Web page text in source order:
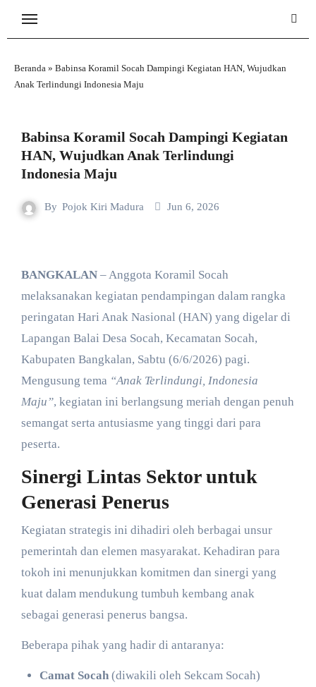
Beranda» Babinsa Koramil Socah Dampingi Kegiatan HAN, Wujudkan
Anak Terlindungi Indonesia Maju
Babinsa Koramil Socah Dampingi Kegiatan
HAN, Wujudkan Anak Terlindungi
Indonesia Maju
By Pojok Kiri Madura Jun 6, 2026
BANGKALAN– Anggota Koramil Socah
melaksanakan kegiatan pendampingan dalam rangka
peringatan Hari Anak Nasional (HAN) yang digelar di
Lapangan Balai Desa Socah, Kecamatan Socah,
Kabupaten Bangkalan, Sabtu (6/6/2026) pagi.
Mengusung tema “Anak Terlindungi, Indonesia
Maju”, kegiatan ini berlangsung meriah dengan penuh
semangat serta antusiasme yang tinggi dari para
peserta.
Sinergi Lintas Sektor untuk
Generasi Penerus
​Kegiatan strategis ini dihadiri oleh berbagai unsur
pemerintah dan elemen masyarakat. Kehadiran para
tokoh ini menunjukkan komitmen dan sinergi yang
kuat dalam mendukung tumbuh kembang anak
sebagai generasi penerus bangsa.
​Beberapa pihak yang hadir di antaranya:
Camat Socah(diwakili oleh Sekcam Socah)